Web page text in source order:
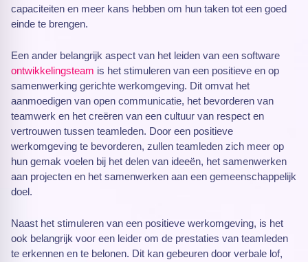
capaciteiten en meer kans hebben om hun taken tot een goed
einde te brengen.
Een ander belangrijk aspect van het leiden van een software
ontwikkelingsteam is het stimuleren van een positieve en op
samenwerking gerichte werkomgeving. Dit omvat het
aanmoedigen van open communicatie, het bevorderen van
teamwerk en het creëren van een cultuur van respect en
vertrouwen tussen teamleden. Door een positieve
werkomgeving te bevorderen, zullen teamleden zich meer op
hun gemak voelen bij het delen van ideeën, het samenwerken
aan projecten en het samenwerken aan een gemeenschappelijk
doel.
Naast het stimuleren van een positieve werkomgeving, is het
ook belangrijk voor een leider om de prestaties van teamleden
te erkennen en te belonen. Dit kan gebeuren door verbale lof,